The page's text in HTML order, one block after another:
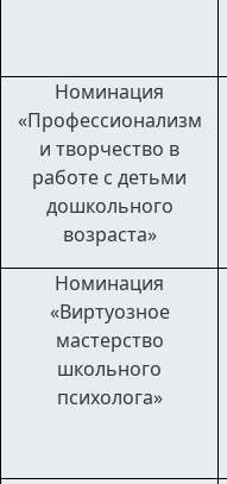
Номинация
«Профессионализм
и творчество в
работе с детьми
дошкольного
возраста»
Номинация
«Виртуозное
мастерство
школьного
психолога»